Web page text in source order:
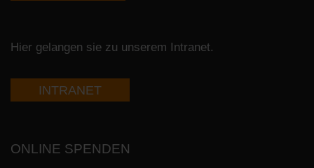
Hier gelangen sie zu unserem Intranet.
INTRANET
ONLINE SPENDEN